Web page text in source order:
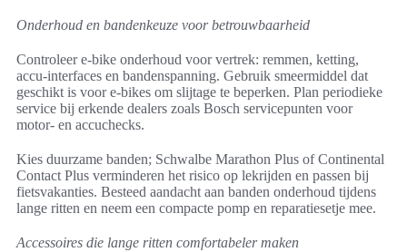
Onderhoud en bandenkeuze voor betrouwbaarheid
Controleer e-bike onderhoud voor vertrek: remmen, ketting,
accu-interfaces en bandenspanning. Gebruik smeermiddel dat
geschikt is voor e-bikes om slijtage te beperken. Plan periodieke
service bij erkende dealers zoals Bosch servicepunten voor
motor- en accuchecks.
Kies duurzame banden; Schwalbe Marathon Plus of Continental
Contact Plus verminderen het risico op lekrijden en passen bij
fietsvakanties. Besteed aandacht aan banden onderhoud tijdens
lange ritten en neem een compacte pomp en reparatiesetje mee.
Accessoires die lange ritten comfortabeler maken